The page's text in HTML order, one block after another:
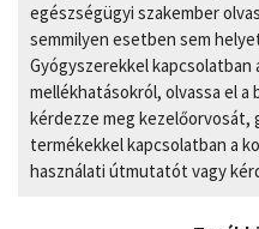
egészségügyi szakember
semmilyen esetben sem
Gyógyszerekkel kapcsolatban
mellékhatásokról, olvassa el
kérdezze meg
termékekkel kapcsolatban a
használati útmutatót vagy